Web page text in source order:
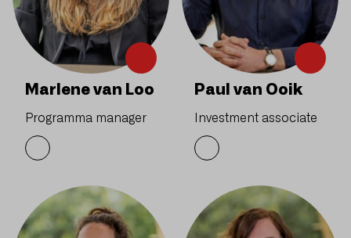
Marlene van Loo
Programma manager
Paul van Ooik
Investment associate